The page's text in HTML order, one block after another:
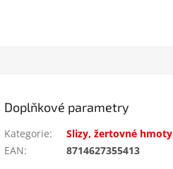
Doplňkové parametry
Kategorie:
Slizy, žertovné hmoty
EAN: 8714627355413